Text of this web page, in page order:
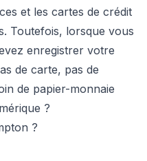
et les cartes de crédit
Toutefois, lorsque vous
enregistrer votre
de carte, pas de
de papier-monnaie
?
?